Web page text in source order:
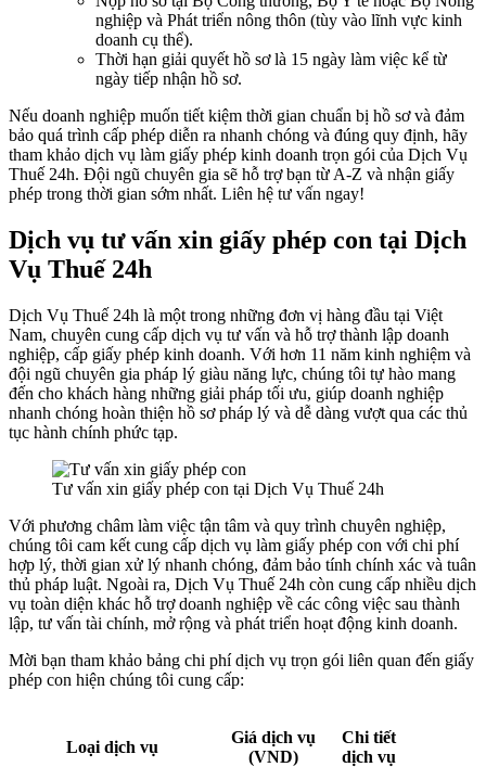
nghiệp và Phát triển nông thôn (tùy vào lĩnh vực kinh
doanh cụ thể).
Thời hạn giải quyết hồ sơ là 15 ngày làm việc kể từ
ngày tiếp nhận hồ sơ.
Nếu doanh nghiệp muốn tiết kiệm thời gian chuẩn bị hồ sơ và đảm
bảo quá trình cấp phép diễn ra nhanh chóng và đúng quy định, hãy
tham khảo dịch vụ làm giấy phép kinh doanh trọn gói của Dịch Vụ
Thuế 24h. Đội ngũ chuyên gia sẽ hỗ trợ bạn từ A-Z và nhận giấy
phép trong thời gian sớm nhất. Liên hệ tư vấn ngay!
Dịch vụ tư vấn xin giấy phép con tại Dịch
Vụ Thuế 24h
Dịch Vụ Thuế 24h là một trong những đơn vị hàng đầu tại Việt
Nam, chuyên cung cấp dịch vụ tư vấn và hỗ trợ thành lập doanh
nghiệp, cấp giấy phép kinh doanh. Với hơn 11 năm kinh nghiệm và
đội ngũ chuyên gia pháp lý giàu năng lực, chúng tôi tự hào mang
đến cho khách hàng những giải pháp tối ưu, giúp doanh nghiệp
nhanh chóng hoàn thiện hồ sơ pháp lý và dễ dàng vượt qua các thủ
tục hành chính phức tạp.
Tư vấn xin giấy phép con tại Dịch Vụ Thuế 24h
Với phương châm làm việc tận tâm và quy trình chuyên nghiệp,
chúng tôi cam kết cung cấp dịch vụ làm giấy phép con với chi phí
hợp lý, thời gian xử lý nhanh chóng, đảm bảo tính chính xác và tuân
thủ pháp luật. Ngoài ra, Dịch Vụ Thuế 24h còn cung cấp nhiều dịch
vụ toàn diện khác hỗ trợ doanh nghiệp về các công việc sau thành
lập, tư vấn tài chính, mở rộng và phát triển hoạt động kinh doanh.
Mời bạn tham khảo bảng chi phí dịch vụ trọn gói liên quan đến giấy
phép con hiện chúng tôi cung cấp:
Loại dịch vụ
Giá dịch vụ
(VND)
Chi tiết
dịch vụ